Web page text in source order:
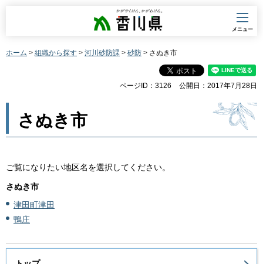
香川県
メニュー
ホーム > 組織から探す > 河川砂防課 > 砂防 > さぬき市
ページID：3126 公開日：2017年7月28日
さぬき市
ご覧になりたい地区名を選択してください。
さぬき市
津田町津田
鴨庄